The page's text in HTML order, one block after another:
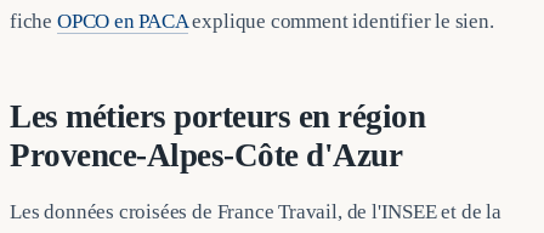
fiche OPCO en PACAexplique comment identifier le sien.
Les métiers porteurs en région
Provence-Alpes-Côte d'Azur
Les données croisées de France Travail, de l'INSEE et de la